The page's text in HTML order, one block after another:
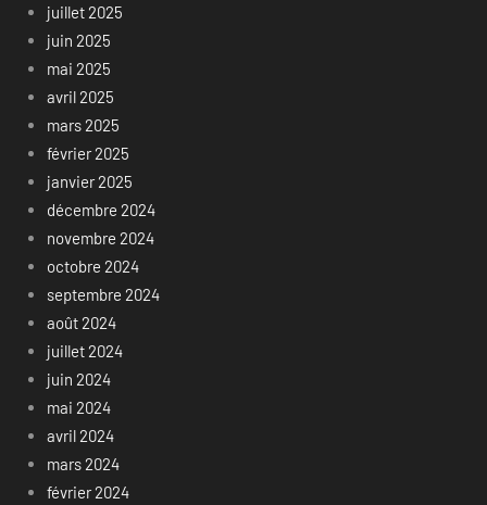
juillet 2025
juin 2025
mai 2025
avril 2025
mars 2025
février 2025
janvier 2025
décembre 2024
novembre 2024
octobre 2024
septembre 2024
août 2024
juillet 2024
juin 2024
mai 2024
avril 2024
mars 2024
février 2024